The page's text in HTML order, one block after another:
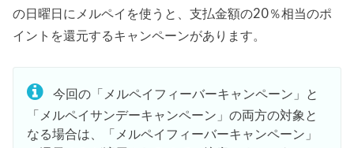
の日曜日にメルペイを使うと、支払金額の20％相当のポ
イントを還元するキャンペーンがあります。
今回の「メルペイフィーバーキャンペーン」と
「メルペイサンデーキャンペーン」の両方の対象と
なる場合は、「メルペイフィーバーキャンペーン」